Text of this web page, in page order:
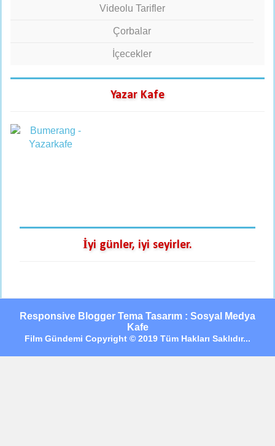
Videolu Tarifler
Çorbalar
İçecekler
Yazar Kafe
İyi günler, iyi seyirler.
Responsive Blogger Tema Tasarım : Sosyal Medya
Kafe
Film Gündemi Copyright © 2019 Tüm Hakları Saklıdır...